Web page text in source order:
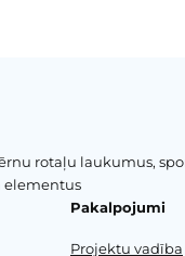
rotaļu laukumus,
elementus
Pakalpojumi
Projektu vadība